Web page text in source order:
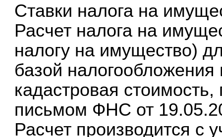
Ставки налога на
Расчет налога на
налогу на имущество)
базой
кадастровая
письмом ФНС от
Расчет производится с